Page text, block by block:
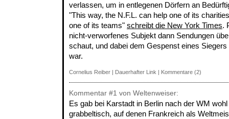
verlassen, um in entlegenen Dörfern an
"This way, the N.F.L. can help one of its
one of its teams" schreibt die New York Times.
nicht-verworfenes Subjekt dann Sendungen
schaut, und dabei dem Gespenst eines
war.
Cornelius Reiber | Dauerhafter Link | Kommentare (2)
Kommentar #1 von Weltenweiser:
Es gab bei Karstadt in Berlin nach der WM
grabbeltisch, auf denen Frankreich als